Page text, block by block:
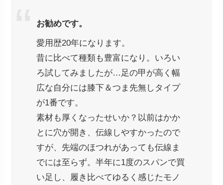
お勧めです。
愛用歴20年になります。
昔に比べて種類も豊富になり。いろい
ろ試してみましたが…足の甲が高く幅
広な自分には膝下＆つま先無しタイプ
が1番です。
素材も厚くなったせいか？以前はかか
とに穴が開き、伝線しやすかったので
すが、先端のほつれがあっても伝線ま
でには至らず。半年に1度のスパンで買
い足し、履き比べてゆるく感じたモノ